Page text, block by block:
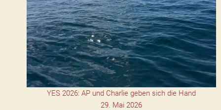
YES 2026: AP und Charlie geben sich die Hand
29. Mai 2026